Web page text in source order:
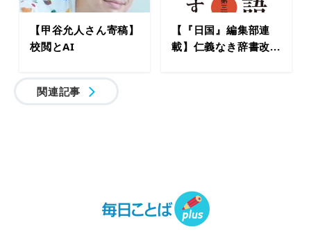
【甲谷允人さん寄稿】
校閲とAI
【『日国』編集部連
載】仁義なき辞書改...
関連記事